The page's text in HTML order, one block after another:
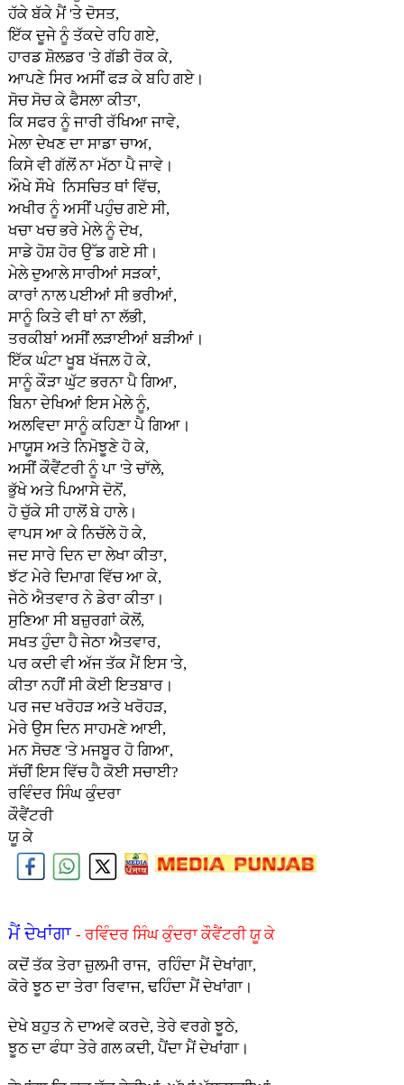
ਹੱਕੇ ਬੱਕੇ ਮੈਂ 'ਤੇ ਦੋਸਤ,
ਇੱਕ ਦੂਜੇ ਨੂੰ ਤੱਕਦੇ ਰਹਿ ਗਏ,
ਹਾਰਡ ਸ਼ੋਲਡਰ 'ਤੇ ਗੱਡੀ ਰੋਕ ਕੇ,
ਆਪਣੇ ਸਿਰ ਅਸੀਂ ਫੜ ਕੇ ਬਹਿ ਗਏ।
ਸੋਚ ਸੋਚ ਕੇ ਫੈਸਲਾ ਕੀਤਾ,
ਕਿ ਸਫਰ ਨੂੰ ਜਾਰੀ ਰੱਖਿਆ ਜਾਵੇ,
ਮੇਲਾ ਦੇਖਣ ਦਾ ਸਾਡਾ ਚਾਅ,
ਕਿਸੇ ਵੀ ਗੱਲੋਂ ਨਾ ਮੱਠਾ ਪੈ ਜਾਵੇ।
ਔਖੇ ਸੌਖੇ ਨਿਸਚਿਤ ਥਾਂ ਵਿੱਚ,
ਅਖੀਰ ਨੂੰ ਅਸੀਂ ਪਹੁੰਚ ਗਏ ਸੀ,
ਖਚਾ ਖਚ ਭਰੇ ਮੇਲੇ ਨੂੰ ਦੇਖ,
ਸਾਡੇ ਹੋਸ਼ ਹੋਰ ਉੱਡ ਗਏ ਸੀ।
ਮੇਲੇ ਦੁਆਲੇ ਸਾਰੀਆਂ ਸੜਕਾਂ,
ਕਾਰਾਂ ਨਾਲ ਪਈਆਂ ਸੀ ਭਰੀਆਂ,
ਸਾਨੂੰ ਕਿਤੇ ਵੀ ਥਾਂ ਨਾ ਲੱਭੀ,
ਤਰਕੀਬਾਂ ਅਸੀਂ ਲੜਾਈਆਂ ਬੜੀਆਂ।
ਇੱਕ ਘੰਟਾ ਖੂਬ ਖੱਜਲ਼ ਹੋ ਕੇ,
ਸਾਨੂੰ ਕੌੜਾ ਘੁੱਟ ਭਰਨਾ ਪੈ ਗਿਆ,
ਬਿਨਾ ਦੇਖਿਆਂ ਇਸ ਮੇਲੇ ਨੂੰ,
ਅਲਵਿਦਾ ਸਾਨੂੰ ਕਹਿਣਾ ਪੈ ਗਿਆ।
ਮਾਯੂਸ ਅਤੇ ਨਿਮੋਝੂਣੇ ਹੋ ਕੇ,
ਅਸੀਂ ਕੌਵੈਂਟਰੀ ਨੂੰ ਪਾ 'ਤੇ ਚਾੱਲੇ,
ਭੁੱਖੇ ਅਤੇ ਪਿਆਸੇ ਦੋਨੋਂ,
ਹੋ ਚੁੱਕੇ ਸੀ ਹਾਲੋਂ ਬੇ ਹਾਲੇ।
ਵਾਪਸ ਆ ਕੇ ਨਿਚੱਲੇ ਹੋ ਕੇ,
ਜਦ ਸਾਰੇ ਦਿਨ ਦਾ ਲੇਖਾ ਕੀਤਾ,
ਝੱਟ ਮੇਰੇ ਦਿਮਾਗ ਵਿੱਚ ਆ ਕੇ,
ਜੇਠੇ ਐਤਵਾਰ ਨੇ ਡੇਰਾ ਕੀਤਾ।
ਸੁਣਿਆ ਸੀ ਬਜ਼ੁਰਗਾਂ ਕੋਲੋਂ,
ਸਖਤ ਹੁੰਦਾ ਹੈ ਜੇਠਾ ਐਤਵਾਰ,
ਪਰ ਕਦੀ ਵੀ ਅੱਜ ਤੱਕ ਮੈਂ ਇਸ 'ਤੇ,
ਕੀਤਾ ਨਹੀਂ ਸੀ ਕੋਈ ਇਤਬਾਰ।
ਪਰ ਜਦ ਖਰੋਹੜ ਅਤੇ ਖਰੋਹੜ,
ਮੇਰੇ ਉਸ ਦਿਨ ਸਾਹਮਣੇ ਆਈ,
ਮਨ ਸੋਚਣ 'ਤੇ ਮਜਬੂਰ ਹੋ ਗਿਆ,
ਸੱਚੀਂ ਇਸ ਵਿੱਚ ਹੈ ਕੋਈ ਸਚਾਈ?
ਰਵਿੰਦਰ ਸਿੰਘ ਕੁੰਦਰਾ
ਕੌਵੈਂਟਰੀ
ਯੂ ਕੇ
ਮੈਂ ਦੇਖਾਂਗਾ - ਰਵਿੰਦਰ ਸਿੰਘ ਕੁੰਦਰਾ ਕੌਵੈਂਟਰੀ ਯੂ ਕੇ
ਕਦੋਂ ਤੱਕ ਤੇਰਾ ਜ਼ੁਲਮੀ ਰਾਜ, ਰਹਿੰਦਾ ਮੈਂ ਦੇਖਾਂਗਾ,
ਕੋਰੇ ਝੂਠ ਦਾ ਤੇਰਾ ਰਿਵਾਜ, ਢਹਿੰਦਾ ਮੈਂ ਦੇਖਾਂਗਾ।
ਦੇਖੇ ਬਹੁਤ ਨੇ ਦਾਅਵੇ ਕਰਦੇ, ਤੇਰੇ ਵਰਗੇ ਝੂਠੇ,
ਝੂਠ ਦਾ ਫੰਧਾ ਤੇਰੇ ਗਲ ਕਦੀ, ਪੈਂਦਾ ਮੈਂ ਦੇਖਾਂਗਾ।